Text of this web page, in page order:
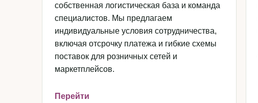
собственная логистическая база и команда
специалистов. Мы предлагаем
индивидуальные условия сотрудничества,
включая отсрочку платежа и гибкие схемы
поставок для розничных сетей и
маркетплейсов.
Перейти